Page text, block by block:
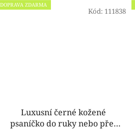
DOPRAVA ZDARMA
Luxusní černé kožené
psaníčko do ruky nebo přes
Kód: 111838